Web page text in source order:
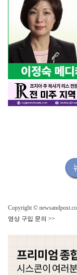
Copyright ©
영상 구입 문의 >>